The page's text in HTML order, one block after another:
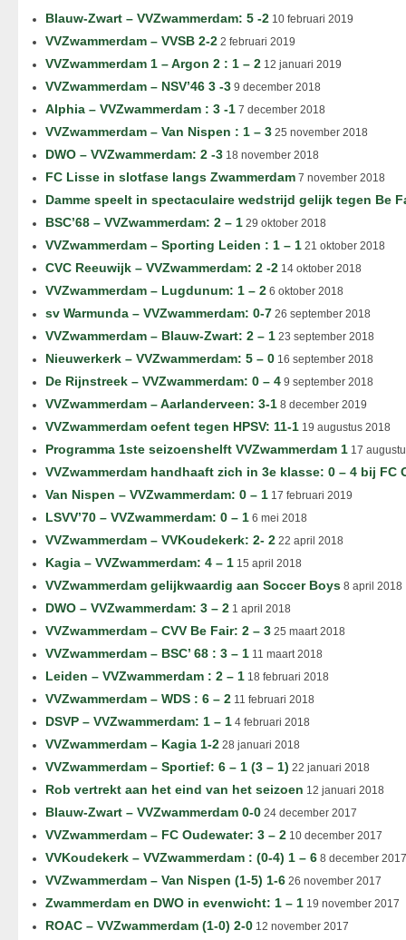
Blauw-Zwart – VVZwammerdam: 5 -2 10 februari 2019
VVZwammerdam – VVSB 2-2 2 februari 2019
VVZwammerdam 1 – Argon 2 : 1 – 2 12 januari 2019
VVZwammerdam – NSV’46 3 -3 9 december 2018
Alphia – VVZwammerdam : 3 -1 7 december 2018
VVZwammerdam – Van Nispen : 1 – 3 25 november 2018
DWO – VVZwammerdam: 2 -3 18 november 2018
FC Lisse in slotfase langs Zwammerdam 7 november 2018
Damme speelt in spectaculaire wedstrijd gelijk tegen Be
BSC’68 – VVZwammerdam: 2 – 1 29 oktober 2018
VVZwammerdam – Sporting Leiden : 1 – 1 21 oktober 2018
CVC Reeuwijk – VVZwammerdam: 2 -2 14 oktober 2018
VVZwammerdam – Lugdunum: 1 – 2 6 oktober 2018
sv Warmunda – VVZwammerdam: 0-7 26 september 2018
VVZwammerdam – Blauw-Zwart: 2 – 1 23 september 2018
Nieuwerkerk – VVZwammerdam: 5 – 0 16 september 2018
De Rijnstreek – VVZwammerdam: 0 – 4 9 september 2018
VVZwammerdam – Aarlanderveen: 3-1 8 december 2019
VVZwammerdam oefent tegen HPSV: 11-1 19 augustus 2018
Programma 1ste seizoenshelft VVZwammerdam 1 17
VVZwammerdam handhaaft zich in 3e klasse: 0 – 4 bij FC
Van Nispen – VVZwammerdam: 0 – 1 17 februari 2019
LSVV’70 – VVZwammerdam: 0 – 1 6 mei 2018
VVZwammerdam – VVKoudekerk: 2- 2 22 april 2018
Kagia – VVZwammerdam: 4 – 1 15 april 2018
VVZwammerdam gelijkwaardig aan Soccer Boys 8 april 2018
DWO – VVZwammerdam: 3 – 2 1 april 2018
VVZwammerdam – CVV Be Fair: 2 – 3 25 maart 2018
VVZwammerdam – BSC’ 68 : 3 – 1 11 maart 2018
Leiden – VVZwammerdam : 2 – 1 18 februari 2018
VVZwammerdam – WDS : 6 – 2 11 februari 2018
DSVP – VVZwammerdam: 1 – 1 4 februari 2018
VVZwammerdam – Kagia 1-2 28 januari 2018
VVZwammerdam – Sportief: 6 – 1 (3 – 1) 22 januari 2018
Rob vertrekt aan het eind van het seizoen 12 januari 2018
Blauw-Zwart – VVZwammerdam 0-0 24 december 2017
VVZwammerdam – FC Oudewater: 3 – 2 10 december 2017
VVKoudekerk – VVZwammerdam : (0-4) 1 – 6 8 december 2017
VVZwammerdam – Van Nispen (1-5) 1-6 26 november 2017
Zwammerdam en DWO in evenwicht: 1 – 1 19 november 2017
ROAC – VVZwammerdam (1-0) 2-0 12 november 2017